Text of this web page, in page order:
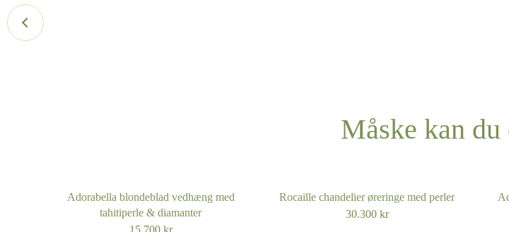
Måske kan du
Adorabella blondeblad vedhæng med
tahitiperle & diamanter
15.700 kr
Rocaille chandelier øreringe med perler
30.300 kr